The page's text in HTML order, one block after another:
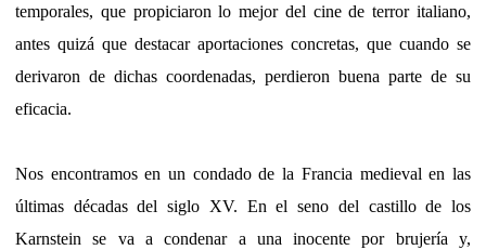
temporales, que propiciaron lo mejor del cine de terror italiano,
antes quizá que destacar aportaciones concretas, que cuando se
derivaron de dichas coordenadas, perdieron buena parte de su
eficacia.
Nos encontramos en un condado de la Francia medieval en las
últimas décadas del siglo XV. En el seno del castillo de los
Karnstein se va a condenar a una inocente por brujería y,